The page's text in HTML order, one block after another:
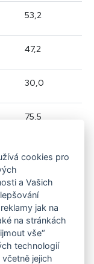
53,2
47,2
30,0
75,5
47,2
30,0
75,5
cookies pro
a Vašich
jak na
na stránkách
vše“
technologií
jejich